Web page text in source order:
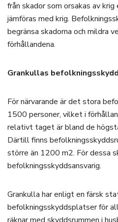
från skador som orsakas av
jämföras med krig.
begränsa skadorna och mildra
förhållandena.
Grankullas befolkningsskydd
För närvarande är det stora
1500 personer, vilket i
relativt taget är bland de
Därtill finns
större än 1200 m2. För dessa
befolkningsskyddsansvarig.
Grankulla har enligt en färsk
befolkningsskyddsplatser för